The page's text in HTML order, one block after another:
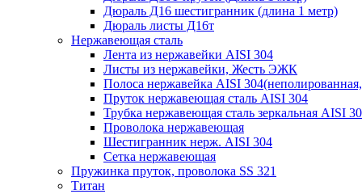
Дюраль Д16 шестигранник (длина 1 метр)
Дюраль листы Д16т
Нержавеющая сталь
Лента из нержавейки AISI 304
Листы из нержавейки, Жесть ЭЖК
Полоса нержавейка АISI
Пруток нержавеющая сталь AISI 304
Трубка нержавеющая сталь зеркальная AISI
Проволока нержавеющая
Шестигранник нерж. AISI 304
Сетка нержавеющая
Пружинка пруток, проволока SS 321
Титан